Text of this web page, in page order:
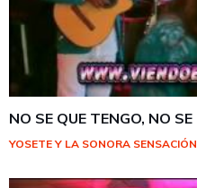
NO SE QUE TENGO, NO SE
YOSETE Y LA SONORA SENSACIÓN